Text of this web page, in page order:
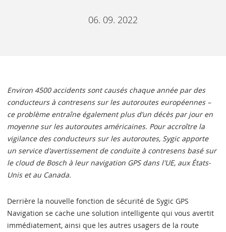
06. 09. 2022
Environ 4500 accidents sont causés chaque année par des
conducteurs à contresens sur les autoroutes européennes –
ce problème entraîne également plus d’un décès par jour en
moyenne sur les autoroutes américaines. Pour accroître la
vigilance des conducteurs sur les autoroutes, Sygic apporte
un service d'avertissement de conduite à contresens basé sur
le cloud de Bosch à leur navigation GPS dans l'UE, aux États-
Unis et au Canada.
Derrière la nouvelle fonction de sécurité de Sygic GPS
Navigation se cache une solution intelligente qui vous avertit
immédiatement, ainsi que les autres usagers de la route